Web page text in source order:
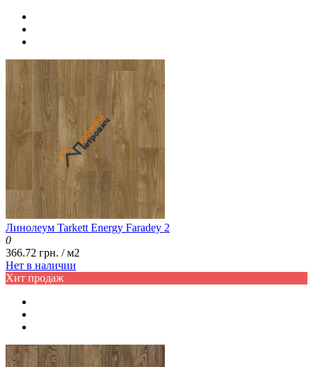
Линолеум Tarkett Energy Faradey 2
0
366.72 грн. / м2
Нет в наличии
Хит продаж